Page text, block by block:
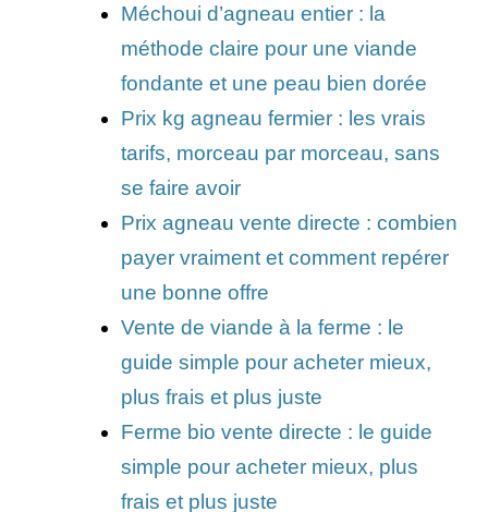
Méchoui d’agneau entier : la
méthode claire pour une viande
fondante et une peau bien dorée
Prix kg agneau fermier : les vrais
tarifs, morceau par morceau, sans
se faire avoir
Prix agneau vente directe : combien
payer vraiment et comment repérer
une bonne offre
Vente de viande à la ferme : le
guide simple pour acheter mieux,
plus frais et plus juste
Ferme bio vente directe : le guide
simple pour acheter mieux, plus
frais et plus juste